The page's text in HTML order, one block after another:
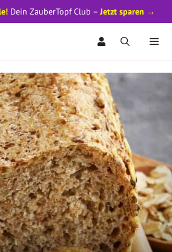
Dein ZauberTopf Club –Jetzt sparen →